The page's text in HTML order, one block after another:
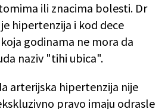
ili znacima bolesti. Dr
hipertenzija i kod dece
godinama ne mora da
naziv "tihi ubica".
arterijska hipertenzija nije
pravo imaju odrasle